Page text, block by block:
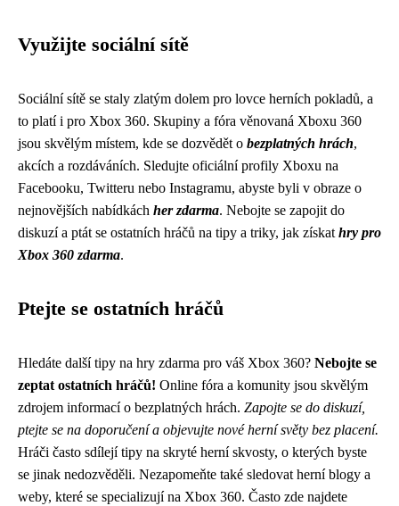
Využijte sociální sítě
Sociální sítě se staly zlatým dolem pro lovce herních pokladů, a
to platí i pro Xbox 360. Skupiny a fóra věnovaná Xboxu 360
jsou skvělým místem, kde se dozvědět o bezplatných hrách,
akcích a rozdáváních. Sledujte oficiální profily Xboxu na
Facebooku, Twitteru nebo Instagramu, abyste byli v obraze o
nejnovějších nabídkách her zdarma. Nebojte se zapojit do
diskuzí a ptát se ostatních hráčů na tipy a triky, jak získat hry pro
Xbox 360 zdarma.
Ptejte se ostatních hráčů
Hledáte další tipy na hry zdarma pro váš Xbox 360? Nebojte se
zeptat ostatních hráčů! Online fóra a komunity jsou skvělým
zdrojem informací o bezplatných hrách. Zapojte se do diskuzí,
ptejte se na doporučení a objevujte nové herní světy bez placení.
Hráči často sdílejí tipy na skryté herní skvosty, o kterých byste
se jinak nedozvěděli. Nezapomeňte také sledovat herní blogy a
weby, které se specializují na Xbox 360. Často zde najdete